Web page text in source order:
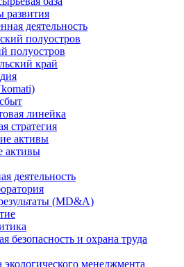
развития
деятельность
полуостров
полуостров
край
линейка
стратегия
активы
активы
деятельность
(MD&A)
безопасность и охрана труда
экологического менеджмента